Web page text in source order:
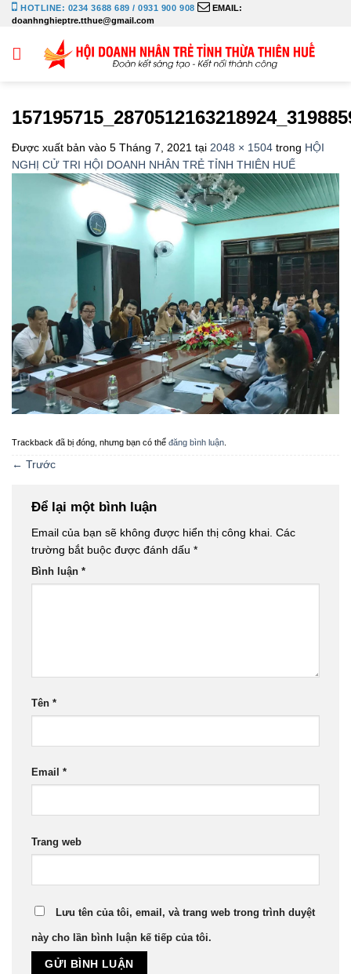
Bỏ
qua
dung
HOTLINE: 0234 3688 689 / 0931 900 908
EMAIL:
doanhnghieptre.tthue@gmail.com
Được xuất bản vào 5 Tháng 7, 2021 tại 2048 × 1504 trong HỘI
NGHỊ CỬ TRI HỘI DOANH NHÂN TRẺ TỈNH THIÊN HUẾ
Trackback đã bị đóng, nhưng bạn có thể đăng bình luận
← Trước
Để lại một bình luận
Email của bạn sẽ không được hiển thị công khai. Các
trường bắt buộc được đánh dấu *
Bình luận *
Tên *
Email *
Trang web
Lưu tên của tôi, email, và trang web trong trình duyệt
này cho lần bình luận kế tiếp của tôi.